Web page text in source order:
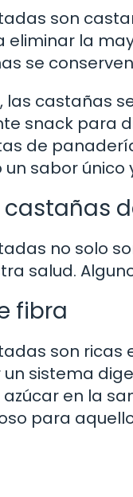
son
la
se
castañas
snack para
de
sabor
castañas
no solo
salud.
fibra
son ricas
sistema
en la
para